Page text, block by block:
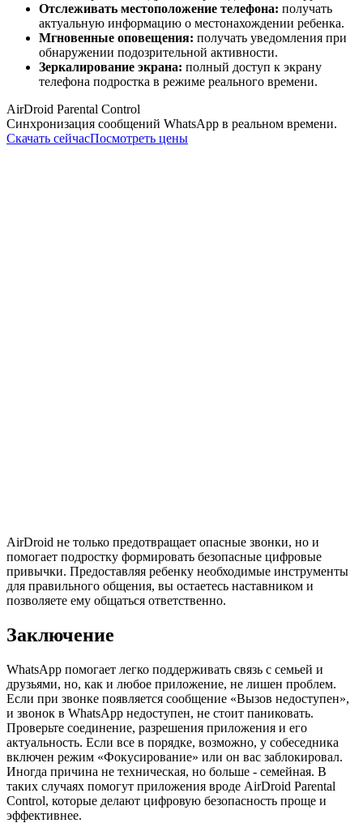
Отслеживать местоположение телефона: получать
актуальную информацию о местонахождении ребенка.
Мгновенные оповещения: получать уведомления при
обнаружении подозрительной активности.
Зеркалирование экрана: полный доступ к экрану
телефона подростка в режиме реального времени.
AirDroid Parental Control
Синхронизация сообщений WhatsApp в реальном времени.
Скачать сейчасПосмотреть цены
AirDroid не только предотвращает опасные звонки, но и
помогает подростку формировать безопасные цифровые
привычки. Предоставляя ребенку необходимые инструменты
для правильного общения, вы остаетесь наставником и
позволяете ему общаться ответственно.
Заключение
WhatsApp помогает легко поддерживать связь с семьей и
друзьями, но, как и любое приложение, не лишен проблем.
Если при звонке появляется сообщение «Вызов недоступен»,
и звонок в WhatsApp недоступен, не стоит паниковать.
Проверьте соединение, разрешения приложения и его
актуальность. Если все в порядке, возможно, у собеседника
включен режим «Фокусирование» или он вас заблокировал.
Иногда причина не техническая, но больше - семейная. В
таких случаях помогут приложения вроде AirDroid Parental
Control, которые делают цифровую безопасность проще и
эффективнее.